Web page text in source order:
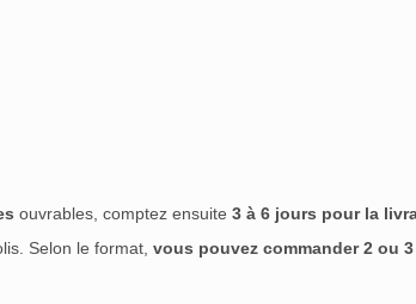
ouvrables, comptez ensuite 3 à 6 jours pour la
Selon le format, vous pouvez commander 2 ou